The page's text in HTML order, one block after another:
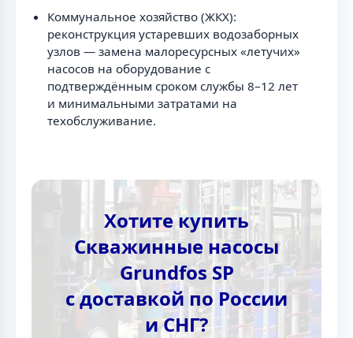
Коммунальное хозяйство (ЖКХ):
реконструкция устаревших водозаборных
узлов — замена малоресурсных «летучих»
насосов на оборудование с
подтверждённым сроком службы 8–12 лет
и минимальными затратами на
техобслуживание.
Хотите купить
Скважинные насосы
Grundfos SP
с доставкой по России
и СНГ?